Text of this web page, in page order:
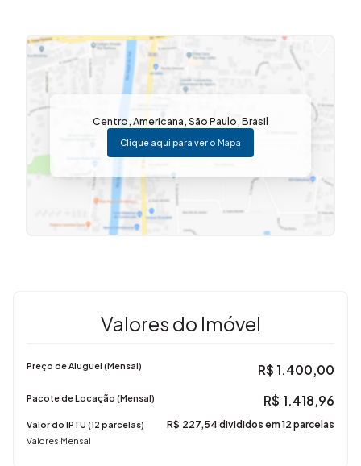
Centro,Americana,São Paulo,Brasil
Clique aqui para ver o Mapa
Valores do Imóvel
R$ 1.400,00
Preço de Aluguel (Mensal)
Valores Mensal
Valor do IPTU (12 parcelas) R$ 227,54 divididos em 12 parcelas
R$ 1.418,96
Pacote de Locação (Mensal)